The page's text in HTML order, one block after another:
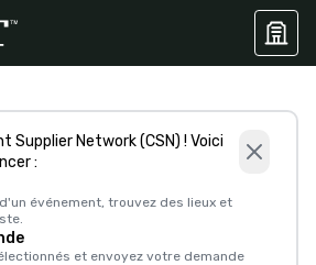
Supplier Network (CSN) ! Voici
:
événement, trouvez des lieux et
et envoyez votre demande